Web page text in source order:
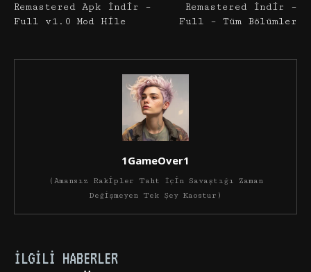
Remastered Apk İndir –
Full v1.0 Mod Hile
Remastered İndir –
Full – Tüm Bölümler
1GameOver1
(Amansız Rakipler Taht İçin Savaştığı Zaman
Değişmeyen Tek Şey Kaostur)
İLGILI HABERLER